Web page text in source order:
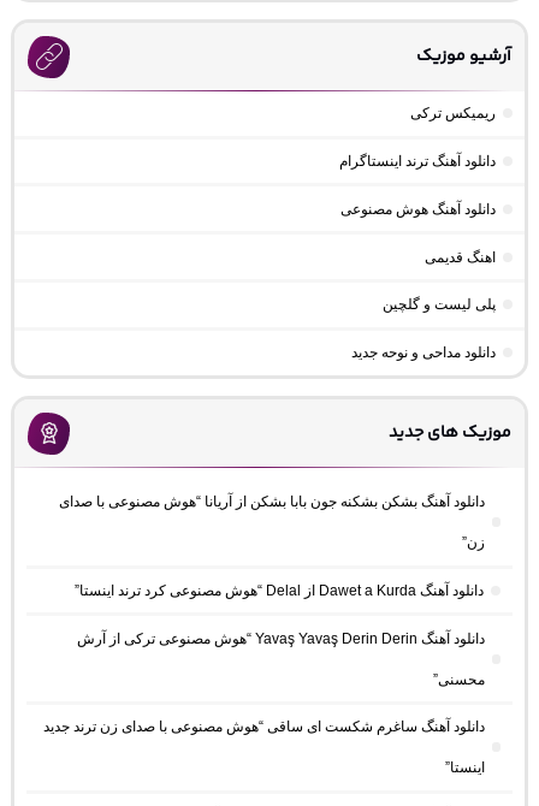
آرشیو موزیک
ریمیکس ترکی
دانلود آهنگ ترند اینستاگرام
دانلود آهنگ هوش مصنوعی
اهنگ قدیمی
پلی لیست و گلچین
دانلود مداحی و نوحه جدید
موزیک های جدید
دانلود آهنگ بشکن بشکنه جون بابا بشکن از آریانا “هوش مصنوعی با صدای
زن”
دانلود آهنگ Dawet a Kurda از Delal “هوش مصنوعی کرد ترند اینستا”
دانلود آهنگ Yavaş Yavaş Derin Derin “هوش مصنوعی ترکی از آرش
محسنی”
دانلود آهنگ ساغرم شکست ای ساقی “هوش مصنوعی با صدای زن ترند جدید
اینستا”